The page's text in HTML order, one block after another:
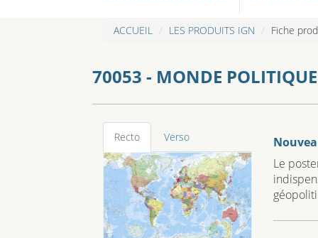
ACCUEIL LES PRODUITS IGN Fiche
70053 - MONDE POLITIQUE
Recto Verso
Le